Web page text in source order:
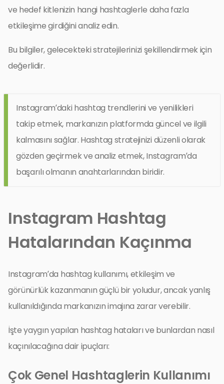
ve hedef kitlenizin hangi hashtaglerle daha fazla
etkileşime girdiğini analiz edin.
Bu bilgiler, gelecekteki stratejilerinizi şekillendirmek için
değerlidir.
Instagram’daki hashtag trendlerini ve yenilikleri
takip etmek, markanızın platformda güncel ve ilgili
kalmasını sağlar. Hashtag stratejinizi düzenli olarak
gözden geçirmek ve analiz etmek, Instagram’da
başarılı olmanın anahtarlarından biridir.
Instagram Hashtag
Hatalarından Kaçınma
Instagram’da hashtag kullanımı, etkileşim ve
görünürlük kazanmanın güçlü bir yoludur, ancak yanlış
kullanıldığında markanızın imajına zarar verebilir.
İşte yaygın yapılan hashtag hataları ve bunlardan nasıl
kaçınılacağına dair ipuçları:
Çok Genel Hashtaglerin Kullanımı